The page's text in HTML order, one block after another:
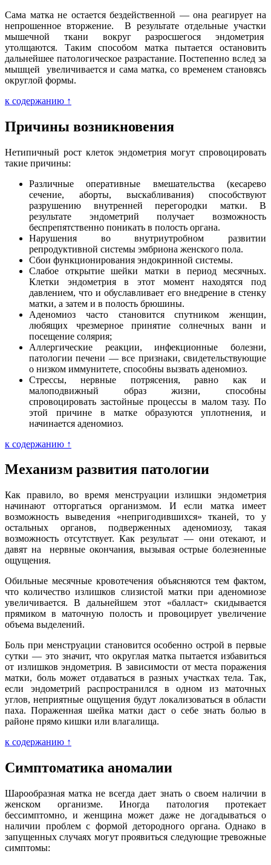
Сама матка не остается бездейственной — она реагирует на
непрошенное вторжение. В результате отдельные участки
мышечной ткани вокруг разросшегося эндометрия
утолщаются. Таким способом матка пытается остановить
дальнейшее патологическое разрастание. Постепенно вслед за
мышцей увеличивается и сама матка, со временем становясь
округлой формы.
к содержанию ↑
Причины возникновения
Нетипичный рост клеток эндометрия могут спровоцировать
такие причины:
Различные оперативные вмешательства (кесарево
сечение, аборты, выскабливания) способствуют
разрушению внутренней перегородки матки. В
результате эндометрий получает возможность
беспрепятственно поникать в полость органа.
Нарушения во внутриутробном развитии
репродуктивной системы эмбриона женского пола.
Сбои функционирования эндокринной системы.
Слабое открытие шейки матки в период месячных.
Клетки эндометрия в этот момент находятся под
давлением, что и обуславливает его внедрение в стенку
матки, а затем и в полость брюшины.
Аденомиоз часто становится спутником женщин,
любящих чрезмерное принятие солнечных ванн и
посещение солярия;
Аллергические реакции, инфекционные болезни,
патологии печени — все признаки, свидетельствующие
о низком иммунитете, способны вызвать аденомиоз.
Стрессы, нервные потрясения, равно как и
малоподвижный образ жизни, способны
спровоцировать застойные процессы в малом тазу. По
этой причине в матке образуются уплотнения, и
начинается аденомиоз.
к содержанию ↑
Механизм развития патологии
Как правило, во время менструации излишки эндометрия
начинают отторгаться организмом. И если матка имеет
возможность выведения «непригодившихся» тканей, то у
остальных органов, подверженных аденомиозу, такая
возможность отсутствует. Как результат — они отекают, и
давят на нервные окончания, вызывая острые болезненные
ощущения.
Обильные месячные кровотечения объясняются тем фактом,
что количество излишков слизистой матки при аденомиозе
увеличивается. В дальнейшем этот «балласт» скидывается
прямиком в маточную полость и провоцирует увеличение
объема выделений.
Боль при менструации становится особенно острой в первые
сутки — это значит, что округлая матка пытается избавиться
от излишков эндометрия. В зависимости от места поражения
матки, боль может отдаваться в разных участках тела. Так,
если эндометрий распространился в одном из маточных
углов, неприятные ощущения будут локализоваться в области
паха. Пораженная шейка матки даст о себе знать болью в
районе прямо кишки или влагалища.
к содержанию ↑
Симптоматика аномалии
Шарообразная матка не всегда дает знать о своем наличии в
женском организме. Иногда патология протекает
бессимптомно, и женщина может даже не догадываться о
наличии проблем с формой детородного органа. Однако в
запущенных случаях могут проявиться следующие тревожные
симптомы: